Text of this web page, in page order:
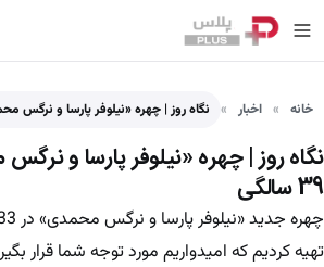
خانه اخبار نگاه روز | چهره «نیلوفر پارسا و نرگس
39 سالگی
تهیه کردیم که امیدواریم مورد توجه شما قرار